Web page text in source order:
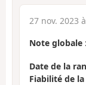
27 nov. 2023
Note globale :
Date de la
Fiabilité de